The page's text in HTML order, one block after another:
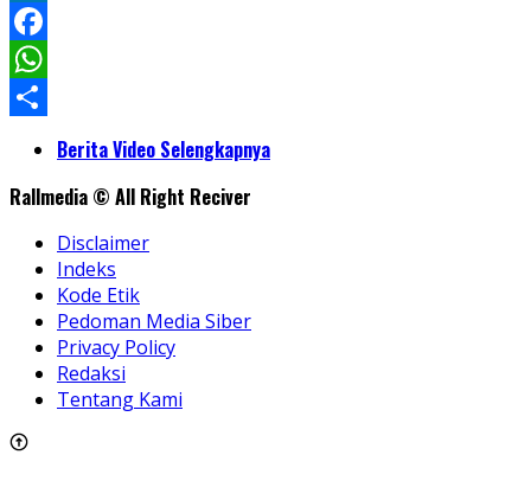
LinkedIn
Facebook
WhatsApp
ShareBerita Video Selengkapnya
Rallmedia © All Right Reciver
Disclaimer
Indeks
Kode Etik
Pedoman Media Siber
Privacy Policy
Redaksi
Tentang Kami